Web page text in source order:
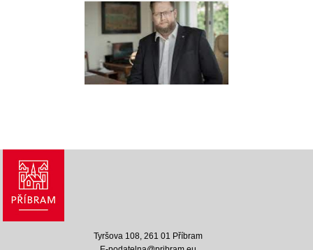
Tyršova 108, 261 01 Příbram